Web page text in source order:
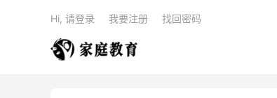
Hi, 请登录 我要注册 找回密码